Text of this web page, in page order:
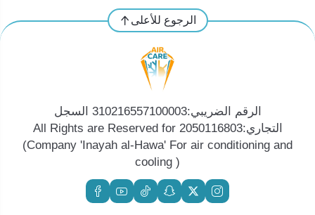
الرجوع للأعلى
الرقم الضريبي:310216557100003 السجل
التجاري:2050116803 All Rights are Reserved for
(Company 'Inayah al-Hawa' For air conditioning and
cooling )